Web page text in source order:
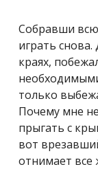
Собравши всю
играть
краях,
только
Почему мне
прыгать с
вот
отнимает все